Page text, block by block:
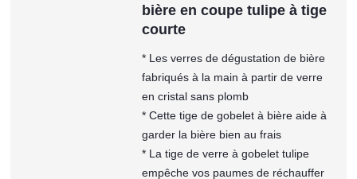
bière en coupe tulipe à tige
courte
* Les verres de dégustation de bière
fabriqués à la main à partir de verre
en cristal sans plomb
* Cette tige de gobelet à bière aide à
garder la bière bien au frais
* La tige de verre à gobelet tulipe
empêche vos paumes de réchauffer